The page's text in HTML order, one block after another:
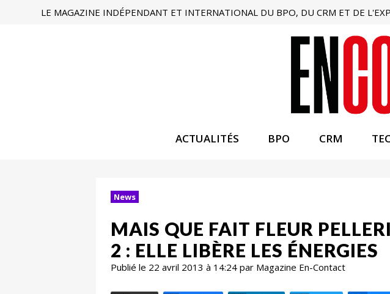
LE MAGAZINE INDÉPENDANT ET INTERNATIONAL DU BPO, DU CRM ET DE
ACTUALITÉS BPO CRM
News
MAIS QUE FAIT FLEUR
2 : ELLE LIBÈRE LES ÉNERGIES
Publié le 22 avril 2013 à 14:24 par Magazine En-Contact